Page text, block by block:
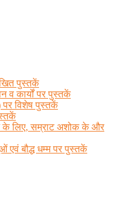
पुस्तकें
व कार्यों पर पुस्तकें
पर विशेष पुस्तकें
के लिए, सम्राट अशोक के और
एवं बौद्ध धम्म पर पुस्तकें